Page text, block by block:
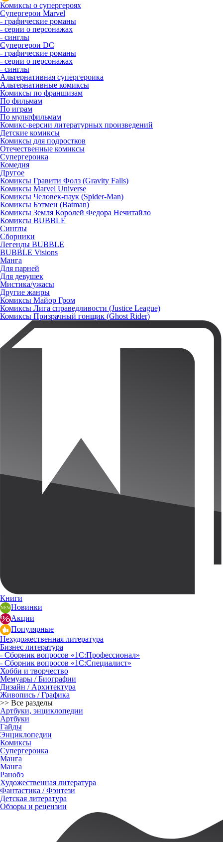
Комиксы о супергероях
Супергерои Marvel
- графические романы
- серии о персонажах
- синглы
Супергерои DC
- графические романы
- серии о персонажах
- синглы
Альтернативная супергероика
Альтернативные комиксы
Комиксы по франшизам
По фильмам
По играм
По мультфильмам
Комикс-версии литературных произведений
Детские комиксы
Комиксы для подростков
Отечественные комиксы
Супергероика
Комедия
Другое
Комиксы Гравити Фолз (Gravity Falls)
Комиксы Marvel Universe
Комиксы Человек-паук (Spider-Man)
Комиксы Бэтмен (Batman)
Комиксы Земля Королей Федора Нечитайло
Комиксы BUBBLE
Синглы
Сборники
Легенды BUBBLE
BUBBLE Visions
Манга
Для парней
Для девушек
Мистика/ужасы
Другие жанры
Комиксы Майор Гром
Комиксы Лига справедливости (Justice League)
Комиксы Призрачный гонщик (Ghost Rider)
Книги
Новинки
Акции
Популярные
Нехудожественная литература
Бизнес литература
- Сборник вопросов «1С:Профессионал»
- Сборник вопросов «1С:Специалист»
Хобби и творчество
Мемуары / Биографии
Дизайн / Архитектура
Живопись / Графика
>> Все разделы
Артбуки, энциклопедии
Артбуки
Гайды
Энциклопедии
Комиксы
Супергероика
Манга
Манга
Ранобэ
Художественная литература
Фантастика / Фэнтези
Детская литература
Обзоры и рецензии